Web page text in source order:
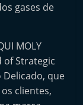
gases de
MOLY
of Strategic
que
clientes,